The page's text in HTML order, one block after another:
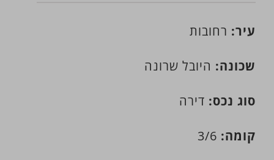
עיר: רחובות
שכונה: היובל שרונה
סוג נכס: דירה
קומה: